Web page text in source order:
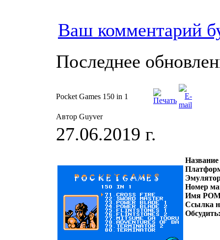
Ваш комментарий
Последнее
Pocket Games 150 in 1
Автор Guyver
27.06.2019 г.
Номер
Имя
Ссылка